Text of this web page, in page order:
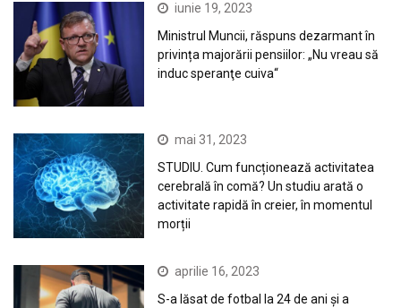
iunie 19, 2023
Ministrul Muncii, răspuns dezarmant în
privința majorării pensiilor: „Nu vreau să
induc speranţe cuiva“
mai 31, 2023
STUDIU. Cum funcționează activitatea
cerebrală în comă? Un studiu arată o
activitate rapidă în creier, în momentul
morții
aprilie 16, 2023
S-a lăsat de fotbal la 24 de ani și a